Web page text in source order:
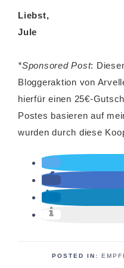
Liebst,
Jule
*Sponsored Post:
Bloggeraktion von
hierfür einen 25€-
Postes basieren auf
wurden durch diese
POSTED IN: